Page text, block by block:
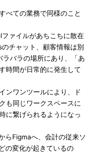
べての業務で同様のこと
ァイルがあちこちに散在
チャット、顧客情報は別
バラの場所にあり、「あ
時間が日常的に発生して
ンワンツールにより、ド
も同じワークスペースに
に繋げられるようになっ
らFigmaへ、会計の従来ソ
の変化が起きているの